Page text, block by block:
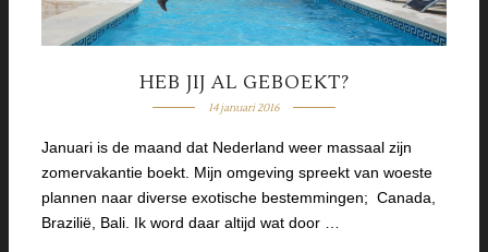
HEB JIJ AL GEBOEKT?
14 januari 2016
Januari is de maand dat Nederland weer massaal zijn
zomervakantie boekt. Mijn omgeving spreekt van woeste
plannen naar diverse exotische bestemmingen; Canada,
Brazilië, Bali. Ik word daar altijd wat door …